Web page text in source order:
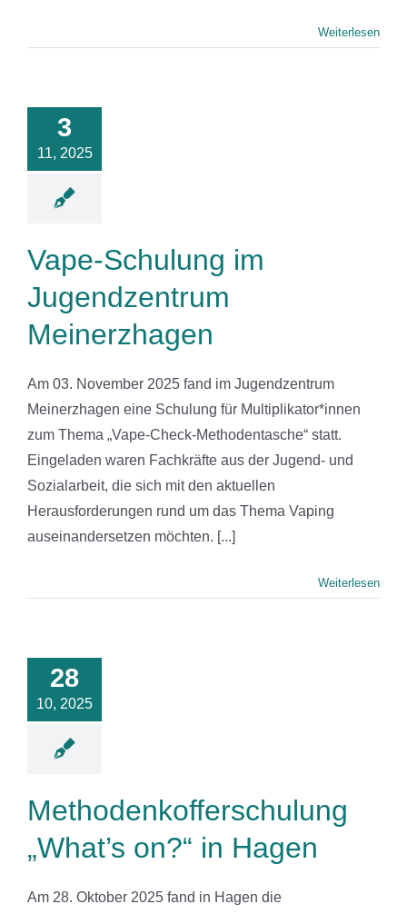
Weiterlesen
3
11, 2025
im
Vape-Schulung im
Jugendzentrum
Meinerzhagen
Am 03. November 2025 fand im Jugendzentrum
Meinerzhagen eine Schulung für Multiplikator*innen
zum Thema „Vape-Check-Methodentasche“ statt.
Eingeladen waren Fachkräfte aus der Jugend- und
Sozialarbeit, die sich mit den aktuellen
Herausforderungen rund um das Thema Vaping
auseinandersetzen möchten. [...]
Weiterlesen
28
10, 2025
on?“ in
Methodenkofferschulung
„What’s on?“ in Hagen
Am 28. Oktober 2025 fand in Hagen die